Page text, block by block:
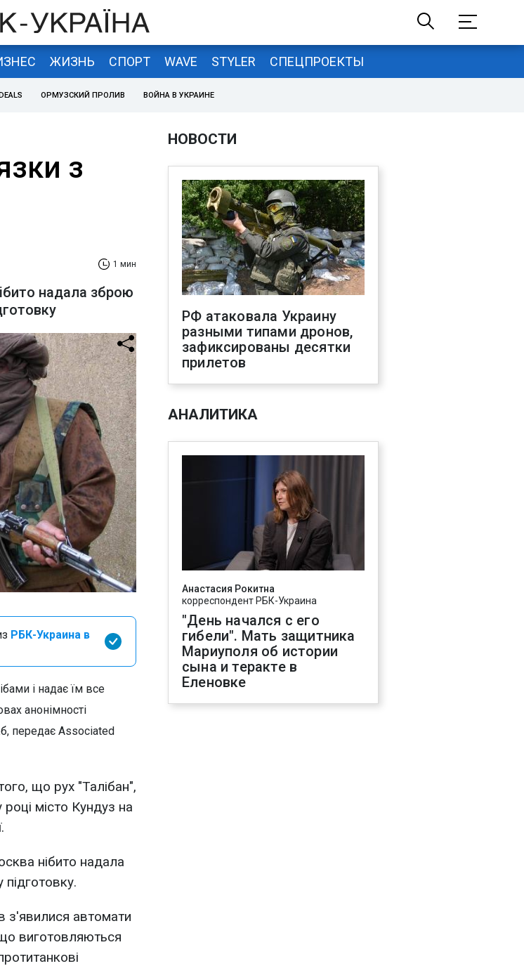
ЖИЗНЬ СПОРТ WAVE STYLER СПЕЦПРОЕКТЫ
ОРМУЗСКИЙ ПРОЛИВ ВОЙНА В УКРАИНЕ
з
1 мин
надала зброю
РБК-Украина в
і надає їм все
анонімності
передає Associated
що рух "Талібан",
місто Кундуз на
нібито надала
з'явилися автомати
виготовляються
НОВОСТИ
РФ атаковала Украину
разными типами дронов,
зафиксированы десятки
прилетов
АНАЛИТИКА
Анастасия Рокитна
корреспондент РБК-Украина
"День начался с его
гибели". Мать защитника
Мариуполя об истории
сына и теракте в
Еленовке